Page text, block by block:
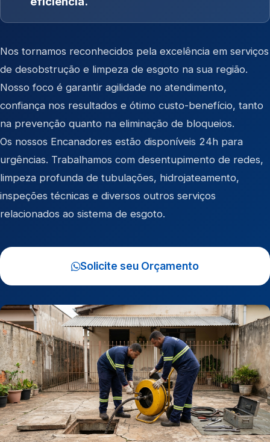
Nos tornamos reconhecidos pela excelência em serviços
de desobstrução e limpeza de esgoto na sua região.
Nosso foco é garantir agilidade no atendimento,
confiança nos resultados e ótimo custo-benefício, tanto
na prevenção quanto na eliminação de bloqueios.
Os nossos Encanadores estão disponíveis 24h para
urgências. Trabalhamos com desentupimento de redes,
limpeza profunda de tubulações, hidrojateamento,
inspeções técnicas e diversos outros serviços
relacionados ao sistema de esgoto.
Solicite seu Orçamento